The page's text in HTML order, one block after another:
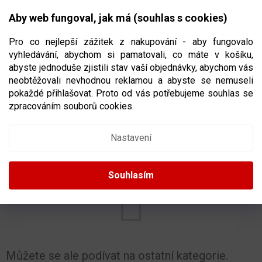
Aby web fungoval, jak má (souhlas s cookies)
Pro co nejlepší zážitek z nakupování - aby fungovalo
vyhledávání, abychom si pamatovali, co máte v košíku,
abyste jednoduše zjistili stav vaší objednávky, abychom vás
neobtěžovali nevhodnou reklamou a abyste se nemuseli
pokaždé přihlašovat. Proto od vás potřebujeme souhlas se
zpracováním souborů cookies.
Nastavení
Souhlasím
CZK
NÁKUPNÍ
LÁHVE NHL
PRODUKTY TEPRVE PŘIPRAVUJEME.
Můžete se ale podívat na ostatní kategorie.